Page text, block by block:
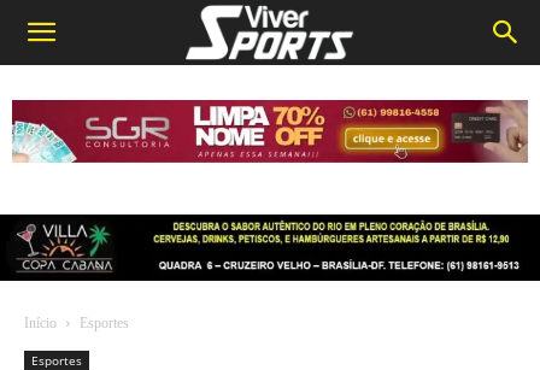
Início Esportes
Esportes